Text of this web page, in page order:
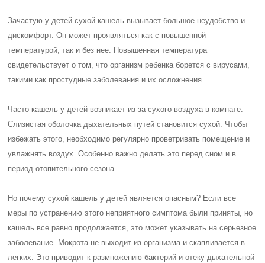
Зачастую у детей сухой кашель вызывает большое неудобство и
дискомфорт. Он может проявляться как с повышенной
температурой, так и без нее. Повышенная температура
свидетельствует о том, что организм ребенка борется с вирусами,
такими как простудные заболевания и их осложнения.
Часто кашель у детей возникает из-за сухого воздуха в комнате.
Слизистая оболочка дыхательных путей становится сухой. Чтобы
избежать этого, необходимо регулярно проветривать помещение и
увлажнять воздух. Особенно важно делать это перед сном и в
период отопительного сезона.
Но почему сухой кашель у детей является опасным? Если все
меры по устранению этого неприятного симптома были приняты, но
кашель все равно продолжается, это может указывать на серьезное
заболевание. Мокрота не выходит из организма и скапливается в
легких. Это приводит к размножению бактерий и отеку дыхательной